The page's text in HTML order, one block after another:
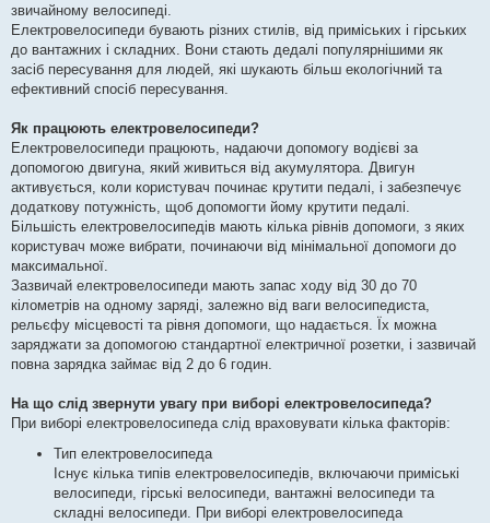
звичайному велосипеді.
Електровелосипеди бувають різних стилів, від приміських і гірських
до вантажних і складних. Вони стають дедалі популярнішими як
засіб пересування для людей, які шукають більш екологічний та
ефективний спосіб пересування.
Як працюють електровелосипеди?
Електровелосипеди працюють, надаючи допомогу водієві за
допомогою двигуна, який живиться від акумулятора. Двигун
активується, коли користувач починає крутити педалі, і забезпечує
додаткову потужність, щоб допомогти йому крутити педалі.
Більшість електровелосипедів мають кілька рівнів допомоги, з яких
користувач може вибрати, починаючи від мінімальної допомоги до
максимальної.
Зазвичай електровелосипеди мають запас ходу від 30 до 70
кілометрів на одному заряді, залежно від ваги велосипедиста,
рельєфу місцевості та рівня допомоги, що надається. Їх можна
заряджати за допомогою стандартної електричної розетки, і зазвичай
повна зарядка займає від 2 до 6 годин.
На що слід звернути увагу при виборі електровелосипеда?
При виборі електровелосипеда слід враховувати кілька факторів:
Тип електровелосипеда
Існує кілька типів електровелосипедів, включаючи приміські
велосипеди, гірські велосипеди, вантажні велосипеди та
складні велосипеди. При виборі електровелосипеда